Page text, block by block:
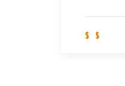
$ $